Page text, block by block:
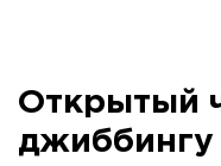
Открытый
джиббингу